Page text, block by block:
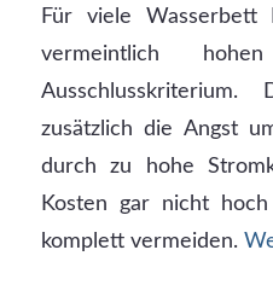
Für viele Wasserbett
vermeintlich
zusätzlich die Angst
durch zu hohe
Kosten gar nicht
komplett vermeiden.